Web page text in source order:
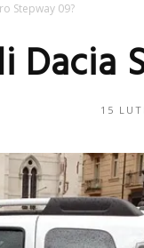
Stepway 09?
Dacia
15